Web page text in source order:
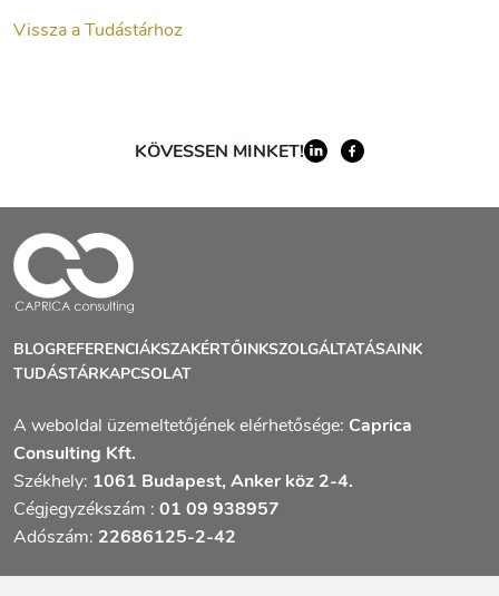
Vissza a Tudástárhoz
KÖVESSEN MINKET!
BLOGREFERENCIÁKSZAKÉRTŐINKSZOLGÁLTATÁSAINK
TUDÁSTÁRKAPCSOLAT
A weboldal üzemeltetőjének elérhetősége: Caprica
Consulting Kft.
Székhely: 1061 Budapest, Anker köz 2-4.
Cégjegyzékszám : 01 09 938957
Adószám: 22686125-2-42